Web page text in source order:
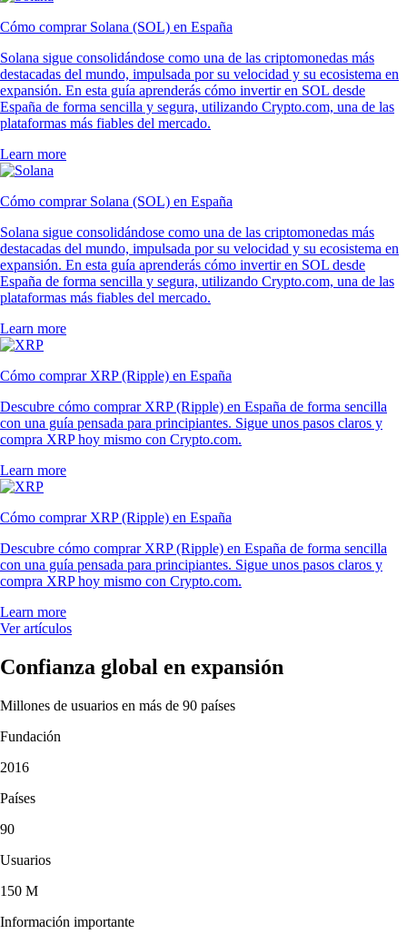
Cómo comprar Solana (SOL) en España
Solana sigue consolidándose como una de las criptomonedas más
destacadas del mundo, impulsada por su velocidad y su ecosistema en
expansión. En esta guía aprenderás cómo invertir en SOL desde
España de forma sencilla y segura, utilizando Crypto.com, una de las
plataformas más fiables del mercado.
Learn more
Cómo comprar Solana (SOL) en España
Solana sigue consolidándose como una de las criptomonedas más
destacadas del mundo, impulsada por su velocidad y su ecosistema en
expansión. En esta guía aprenderás cómo invertir en SOL desde
España de forma sencilla y segura, utilizando Crypto.com, una de las
plataformas más fiables del mercado.
Learn more
Cómo comprar XRP (Ripple) en España
Descubre cómo comprar XRP (Ripple) en España de forma sencilla
con una guía pensada para principiantes. Sigue unos pasos claros y
compra XRP hoy mismo con Crypto.com.
Learn more
Cómo comprar XRP (Ripple) en España
Descubre cómo comprar XRP (Ripple) en España de forma sencilla
con una guía pensada para principiantes. Sigue unos pasos claros y
compra XRP hoy mismo con Crypto.com.
Learn more
Ver artículos
Confianza global en expansión
Millones de usuarios en más de 90 países
Fundación
2016
Países
90
Usuarios
150 M
Información importante